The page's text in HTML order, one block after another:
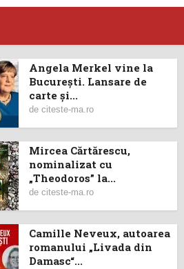
Angela Merkel vine la
București. Lansare de
carte şi...
de citeste-ma.ro
Mircea Cărtărescu,
nominalizat cu
„Theodoros” la...
de citeste-ma.ro
Camille Neveux, autoarea
romanului „Livada din
Damasc“...